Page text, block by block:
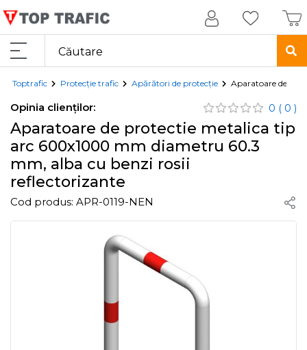
Toptrafic Protecție trafic Apărători de protecție Aparatoare de
Opinia clienților: 0 ( 0 )
Aparatoare de protectie metalica tip
arc 600x1000 mm diametru 60.3
mm, alba cu benzi rosii
reflectorizante
Cod produs: APR-0119-NEN